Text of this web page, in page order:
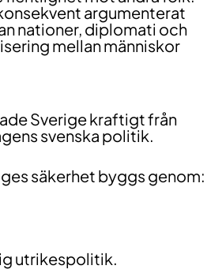
argumenterat
nationer, diplomati och
mellan människor
Sverige kraftigt från
svenska politik.
säkerhet byggs genom:
utrikespolitik.